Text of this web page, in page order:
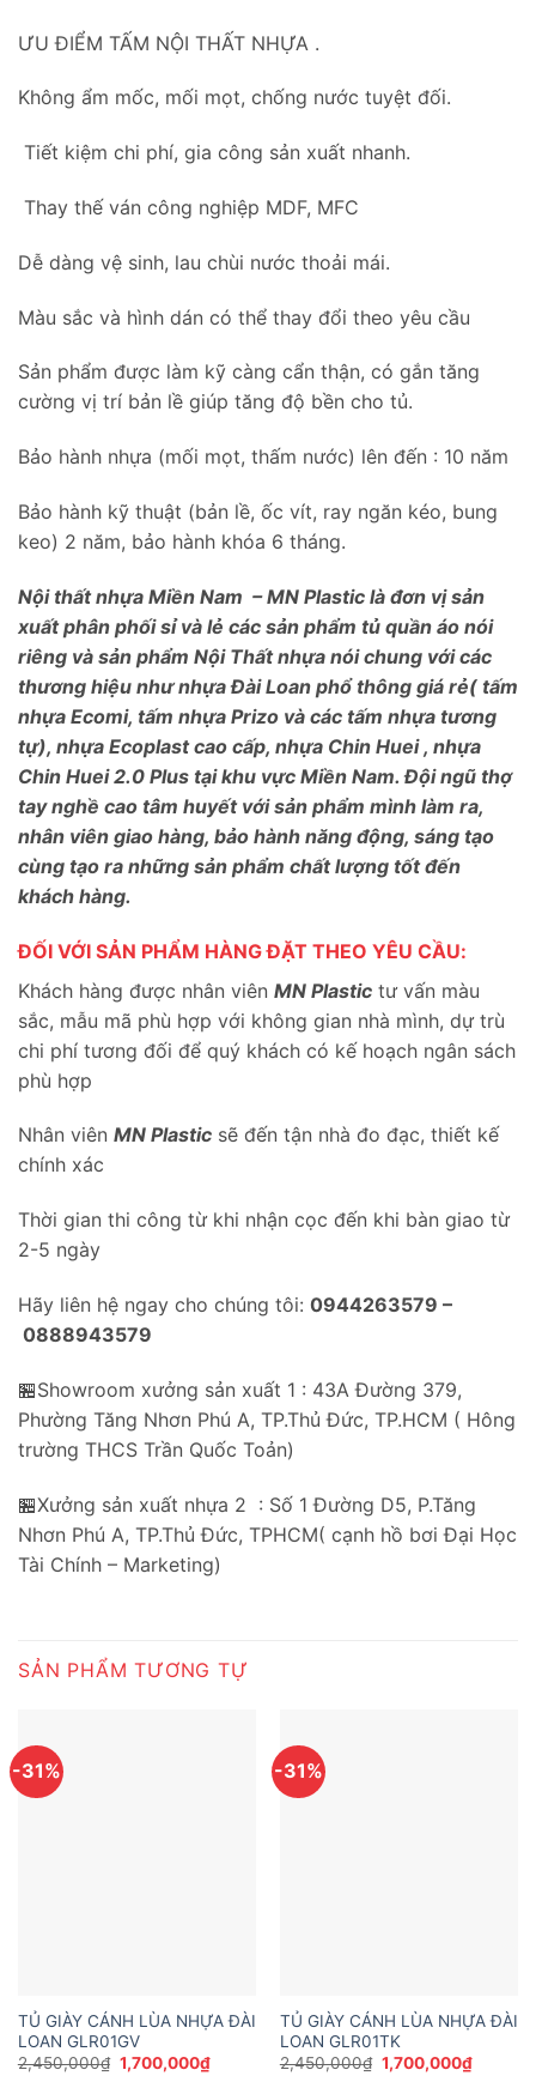
ƯU ĐIỂM TẤM NỘI THẤT NHỰA .
Không ẩm mốc, mối mọt, chống nước tuyệt đối.
Tiết kiệm chi phí, gia công sản xuất nhanh.
Thay thế ván công nghiệp MDF, MFC
Dễ dàng vệ sinh, lau chùi nước thoải mái.
Màu sắc và hình dán có thể thay đổi theo yêu cầu
Sản phẩm được làm kỹ càng cẩn thận, có gắn tăng
cường vị trí bản lề giúp tăng độ bền cho tủ.
Bảo hành nhựa (mối mọt, thấm nước) lên đến : 10 năm
Bảo hành kỹ thuật (bản lề, ốc vít, ray ngăn kéo, bung
keo) 2 năm, bảo hành khóa 6 tháng.
Nội thất nhựa Miền Nam – MN Plastic là đơn vị sản
xuất phân phối sỉ và lẻ các sản phẩm tủ quần áo nói
riêng và sản phẩm Nội Thất nhựa nói chung với các
thương hiệu như nhựa Đài Loan phổ thông giá rẻ( tấm
nhựa Ecomi, tấm nhựa Prizo và các tấm nhựa tương
tự), nhựa Ecoplast cao cấp, nhựa Chin Huei , nhựa
Chin Huei 2.0 Plus tại khu vực Miền Nam. Đội ngũ thợ
tay nghề cao tâm huyết với sản phẩm mình làm ra,
nhân viên giao hàng, bảo hành năng động, sáng tạo
cùng tạo ra những sản phẩm chất lượng tốt đến
khách hàng.
ĐỐI VỚI SẢN PHẨM HÀNG ĐẶT THEO YÊU CẦU:
Khách hàng được nhân viên MN Plastic tư vấn màu
sắc, mẫu mã phù hợp với không gian nhà mình, dự trù
chi phí tương đối để quý khách có kế hoạch ngân sách
phù hợp
Nhân viên MN Plastic sẽ đến tận nhà đo đạc, thiết kế
chính xác
Thời gian thi công từ khi nhận cọc đến khi bàn giao từ
2-5 ngày
Hãy liên hệ ngay cho chúng tôi: 0944263579 –
0888943579
🏪Showroom xưởng sản xuất 1 : 43A Đường 379,
Phường Tăng Nhơn Phú A, TP.Thủ Đức, TP.HCM ( Hông
trường THCS Trần Quốc Toản)
🏪Xưởng sản xuất nhựa 2 : Số 1 Đường D5, P.Tăng
Nhơn Phú A, TP.Thủ Đức, TPHCM( cạnh hồ bơi Đại Học
Tài Chính – Marketing)
SẢN PHẨM TƯƠNG TỰ
-31%
TỦ GIÀY CÁNH LÙA NHỰA ĐÀI
LOAN GLR01GV
2,450,000₫ Giá
gốc
1,700,000₫Giá
hiện
-31%
TỦ GIÀY CÁNH LÙA NHỰA ĐÀI
LOAN GLR01TK
2,450,000₫ Giá
gốc
1,700,000₫Giá
hiện